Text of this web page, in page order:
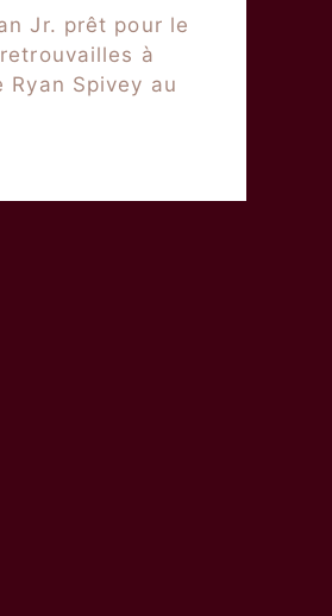
Jr. prêt pour le
à
Ryan Spivey au